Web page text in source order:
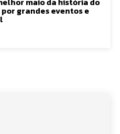
grandes eventos e